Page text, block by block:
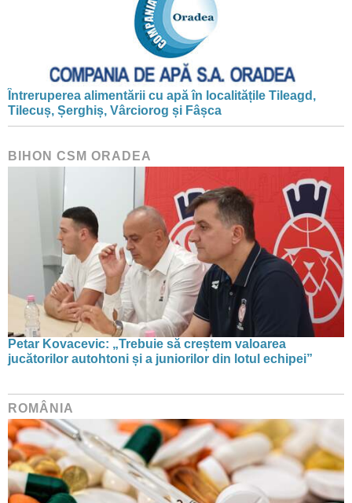
Întreruperea alimentării cu apă în localitățile Tileagd,
Tilecuș, Șerghiș, Vârciorog și Fâșca
BIHON CSM ORADEA
Petar Kovacevic: „Trebuie să creștem valoarea
jucătorilor autohtoni și a juniorilor din lotul echipei”
ROMÂNIA